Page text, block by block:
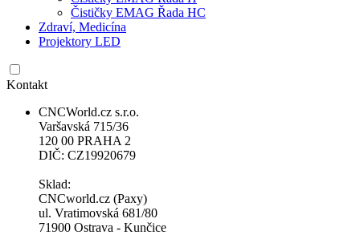
Čističky EMAG Řada HC
Zdraví, Medicína
Projektory LED
Kontakt
CNCWorld.cz s.r.o.
Varšavská 715/36
120 00 PRAHA 2
DIČ: CZ19920679
Sklad:
CNCworld.cz (Paxy)
ul. Vratimovská 681/80
71900 Ostrava - Kunčice